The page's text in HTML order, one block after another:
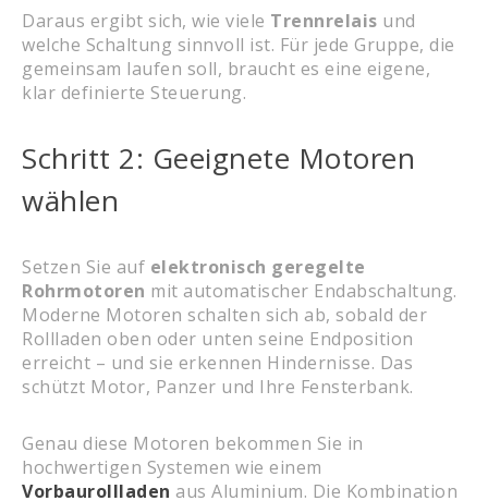
Daraus ergibt sich, wie viele Trennrelais und
welche Schaltung sinnvoll ist. Für jede Gruppe, die
gemeinsam laufen soll, braucht es eine eigene,
klar definierte Steuerung.
Schritt 2: Geeignete Motoren
wählen
Setzen Sie auf elektronisch geregelte
Rohrmotoren mit automatischer Endabschaltung.
Moderne Motoren schalten sich ab, sobald der
Rollladen oben oder unten seine Endposition
erreicht – und sie erkennen Hindernisse. Das
schützt Motor, Panzer und Ihre Fensterbank.
Genau diese Motoren bekommen Sie in
hochwertigen Systemen wie einem
Vorbaurollladen aus Aluminium. Die Kombination